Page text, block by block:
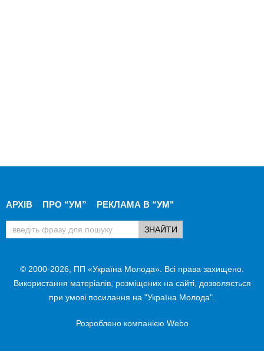
АРХІВ ПРО “УМ” РЕКЛАМА В “УМ"
© 2000-2026, ПП «Україна Молода». Всі права захищено.
Використання матеріалів, розміщених на сайті, дозволяється
при умові посилання на "Україна Молода".
Розроблено компанією Webo